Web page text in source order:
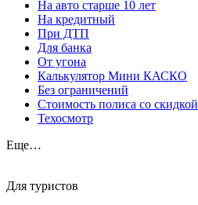
На авто старше 10 лет
На кредитный
При ДТП
Для банка
От угона
Калькулятор Мини КАСКО
Без ограничений
Стоимость полиса со скидкой
Техосмотр
Еще…
Для туристов